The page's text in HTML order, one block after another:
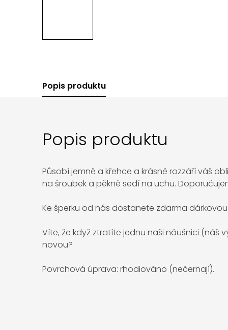
Popis produktu
Popis produktu
Působí jemně a křehce a krásně rozzáří váš
na šroubek a pěkně sedí na uchu.
Ke šperku od nás dostanete zdarma
Víte, že když ztratíte jednu naši náušnici (náš
novou?
Povrchová úprava: rhodiováno (nečernají).